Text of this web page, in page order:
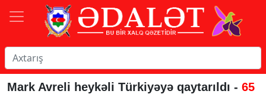
Mark Avreli heykəli Türkiyəyə qaytarıldı - 65